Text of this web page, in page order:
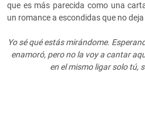
que es más parecida como una
un romance a escondidas que no
Yo sé qué estás mirándome.
enamoró, pero no la voy a cantar
en el mismo ligar solo tú,